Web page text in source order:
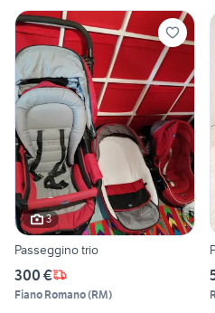
3
Passeggino trio
300 €
Fiano Romano(RM)